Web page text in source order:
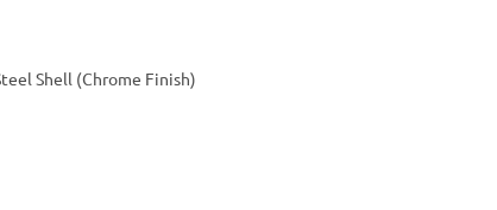
Shell (Chrome Finish)